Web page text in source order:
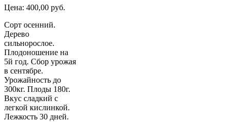
Цена: 400,00 руб.
Сорт осенний.
Дерево
сильнорослое.
Плодоношение на
5й год. Сбор урожая
в сентябре.
Урожайность до
300кг. Плоды 180г.
Вкус сладкий с
легкой кислинкой.
Лежкость 30 дней.